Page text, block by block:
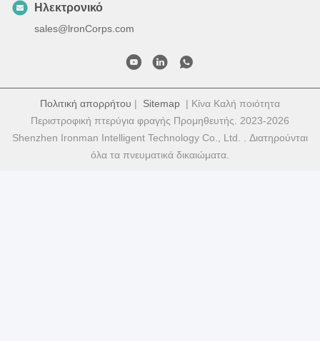
Ηλεκτρονικό
sales@lronCorps.com
Πολιτική απορρήτου | Sitemap | Κίνα Καλή ποιότητα
Περιστροφική πτερύγια φραγής Προμηθευτής. 2023-2026
Shenzhen Ironman Intelligent Technology Co., Ltd. . Διατηρούνται
όλα τα πνευματικά δικαιώματα.